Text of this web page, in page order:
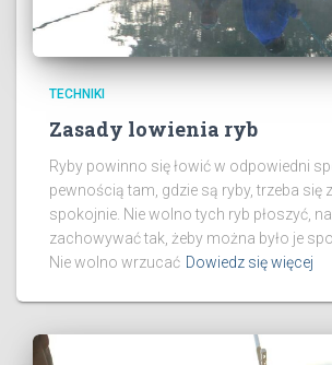
TECHNIKI
Zasady lowienia ryb
Ryby powinno się łowić w odpowiedni
pewnością tam, gdzie są ryby, trzeba się
spokojnie. Nie wolno tych ryb płoszyć,
zachowywać tak, żeby można było je
Nie wolno wrzucać Dowiedz się więcej